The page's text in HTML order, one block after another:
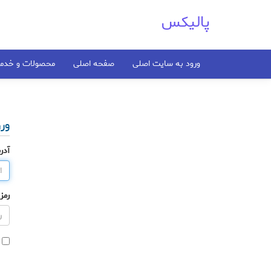
پالیکس
ورود به سایت اصلی صفحه اصلی محصولات و